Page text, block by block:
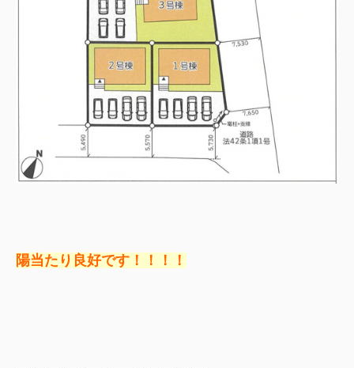
陽当たり良好です！！！！